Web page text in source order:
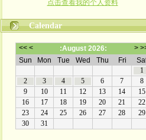
点击查看我的个人资料
Calendar